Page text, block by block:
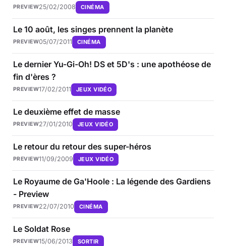
PREVIEW25/02/2008 CINÉMA
Le 10 août, les singes prennent la planète
PREVIEW05/07/2011 CINÉMA
Le dernier Yu-Gi-Oh! DS et 5D's : une apothéose de
fin d'ères ?
PREVIEW17/02/2011 JEUX VIDÉO
Le deuxième effet de masse
PREVIEW27/01/2010 JEUX VIDÉO
Le retour du retour des super-héros
PREVIEW11/09/2009 JEUX VIDÉO
Le Royaume de Ga'Hoole : La légende des Gardiens
- Preview
PREVIEW22/07/2010 CINÉMA
Le Soldat Rose
PREVIEW15/06/2013 SORTIR